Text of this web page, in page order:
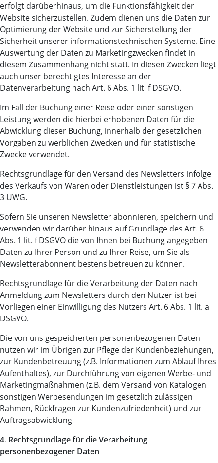
erfolgt darüberhinaus, um die Funktionsfähigkeit der
Website sicherzustellen. Zudem dienen uns die Daten zur
Optimierung der Website und zur Sicherstellung der
Sicherheit unserer informationstechnischen Systeme. Eine
Auswertung der Daten zu Marketingzwecken findet in
diesem Zusammenhang nicht statt. In diesen Zwecken liegt
auch unser berechtigtes Interesse an der
Datenverarbeitung nach Art. 6 Abs. 1 lit. f DSGVO.
Im Fall der Buchung einer Reise oder einer sonstigen
Leistung werden die hierbei erhobenen Daten für die
Abwicklung dieser Buchung, innerhalb der gesetzlichen
Vorgaben zu werblichen Zwecken und für statistische
Zwecke verwendet.
Rechtsgrundlage für den Versand des Newsletters infolge
des Verkaufs von Waren oder Dienstleistungen ist § 7 Abs.
3 UWG.
Sofern Sie unseren Newsletter abonnieren, speichern und
verwenden wir darüber hinaus auf Grundlage des Art. 6
Abs. 1 lit. f DSGVO die von Ihnen bei Buchung angegeben
Daten zu Ihrer Person und zu Ihrer Reise, um Sie als
Newsletterabonnent bestens betreuen zu können.
Rechtsgrundlage für die Verarbeitung der Daten nach
Anmeldung zum Newsletters durch den Nutzer ist bei
Vorliegen einer Einwilligung des Nutzers Art. 6 Abs. 1 lit. a
DSGVO.
Die von uns gespeicherten personenbezogenen Daten
nutzen wir im Übrigen zur Pflege der Kundenbeziehungen,
zur Kundenbetreuung (z.B. Informationen zum Ablauf Ihres
Aufenthaltes), zur Durchführung von eigenen Werbe- und
Marketingmaßnahmen (z.B. dem Versand von Katalogen
sonstigen Werbesendungen im gesetzlich zulässigen
Rahmen, Rückfragen zur Kundenzufriedenheit) und zur
Auftragsabwicklung.
4. Rechtsgrundlage für die Verarbeitung
personenbezogener Daten